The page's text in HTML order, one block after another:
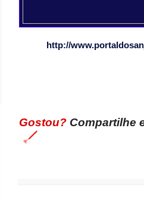
http://
Gostou? Compartilhe